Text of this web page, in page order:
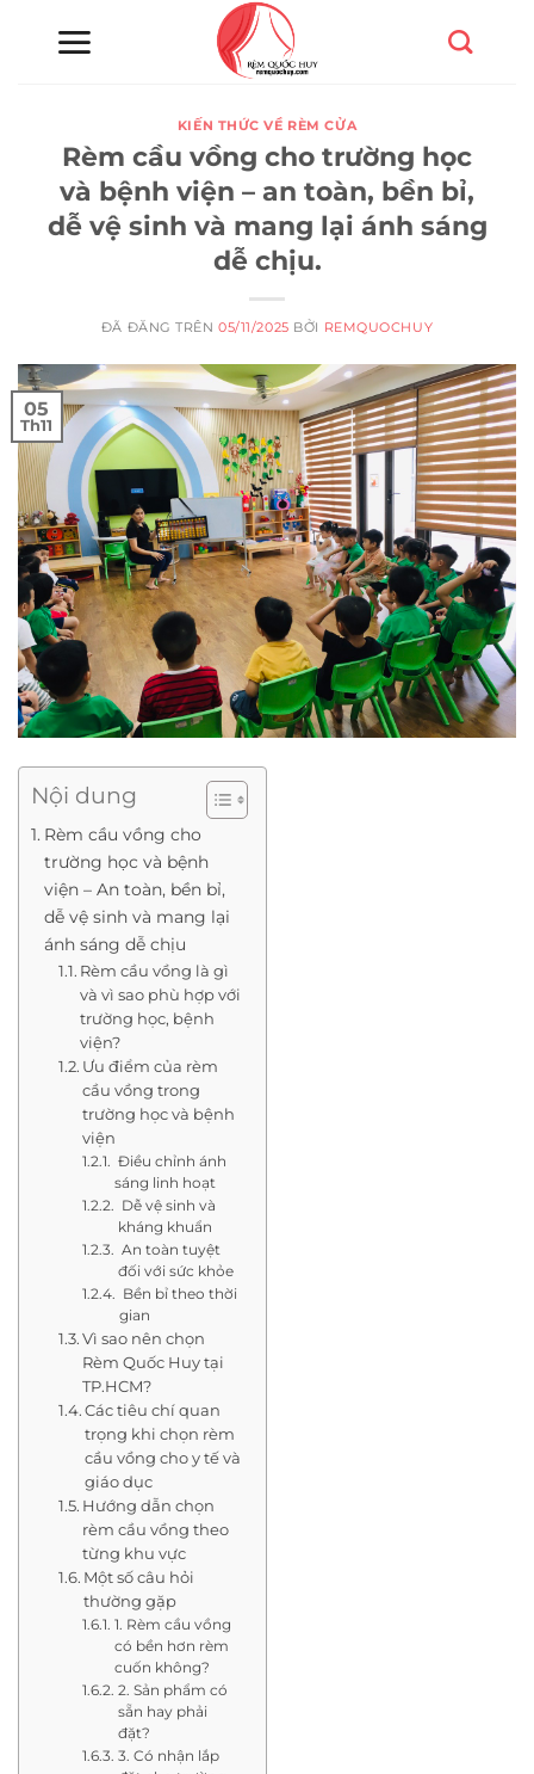
KIẾN THỨC VỀ RÈM CỬA
Rèm cầu vồng cho trường học
và bệnh viện – an toàn, bền bỉ,
dễ vệ sinh và mang lại ánh sáng
dễ chịu.
ĐÃ ĐĂNG TRÊN05/11/2025 BỞI REMQUOCHUY
05
Th11
Nội dung
Rèm cầu vồng cho
trường học và bệnh
viện – An toàn, bền bỉ,
dễ vệ sinh và mang lại
ánh sáng dễ chịu
Rèm cầu vồng là gì
và vì sao phù hợp với
trường học, bệnh
viện?
Ưu điểm của rèm
cầu vồng trong
trường học và bệnh
viện
Điều chỉnh ánh
sáng linh hoạt
Dễ vệ sinh và
kháng khuẩn
An toàn tuyệt
đối với sức khỏe
Bền bỉ theo thời
gian
Vì sao nên chọn
Rèm Quốc Huy tại
TP.HCM?
Các tiêu chí quan
trọng khi chọn rèm
cầu vồng cho y tế và
giáo dục
Hướng dẫn chọn
rèm cầu vồng theo
từng khu vực
Một số câu hỏi
thường gặp
1. Rèm cầu vồng
có bền hơn rèm
cuốn không?
2. Sản phẩm có
sẵn hay phải
đặt?
3. Có nhận lắp